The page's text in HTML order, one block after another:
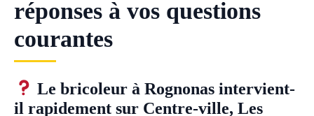
réponses à vos questions
courantes
Le bricoleur à Rognonas intervient-
il rapidement sur Centre-ville, Les